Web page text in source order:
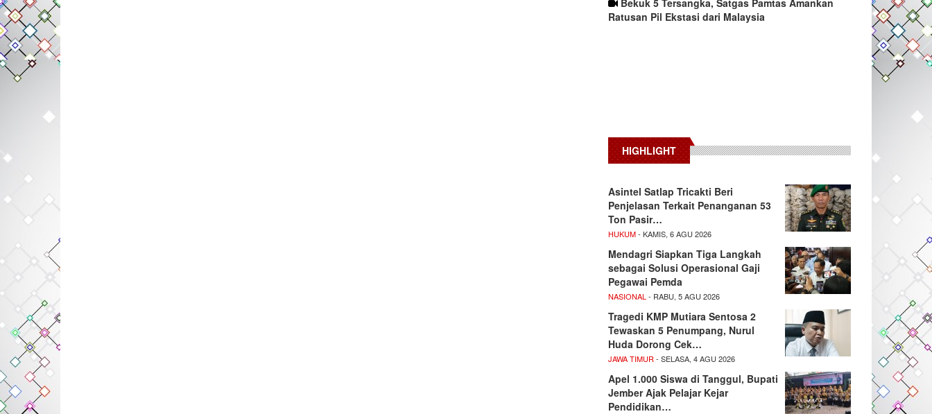
Ratusan Pil Ekstasi dari Malaysia
HIGHLIGHT
Asintel Satlap Tricakti Beri
Penjelasan Terkait Penanganan 53
Ton Pasir…
HUKUM- KAMIS, 6 AGU 2026
Mendagri Siapkan Tiga Langkah
sebagai Solusi Operasional Gaji
Pegawai Pemda
NASIONAL - RABU, 5 AGU 2026
Tragedi KMP Mutiara Sentosa 2
Tewaskan 5 Penumpang, Nurul
Huda Dorong Cek…
JAWA TIMUR - SELASA, 4 AGU 2026
Apel 1.000 Siswa di Tanggul, Bupati
Jember Ajak Pelajar Kejar
Pendidikan…